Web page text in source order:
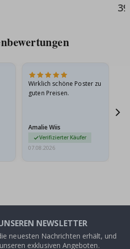
Wirklich schöne Poster zu
guten Preisen.
Amalie Wiis
Verifizierter Käufer
07.08.2026
NEWSLETTER
neuesten Nachrichten erhält, und
exklusiven Angeboten.